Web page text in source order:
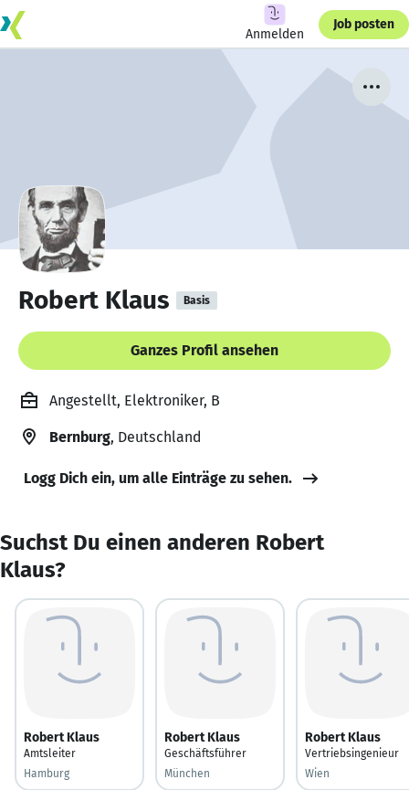
Anmelden
Job posten
Robert Klaus Basis
Ganzes Profil ansehen
Angestellt, Elektroniker, B
Bernburg, Deutschland
Logg Dich ein, um alle Einträge zu sehen.
Suchst Du einen anderen Robert
Klaus?
Robert Klaus
Amtsleiter
Hamburg
Robert Klaus
Geschäftsführer
München
Robert Klaus
Vertriebsingenieur
Wien